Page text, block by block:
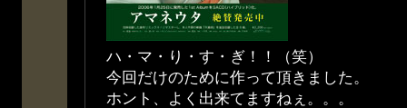
ハ・マ・り・す・ぎ！！（笑）
今回だけのために作って頂きました。
ホント、よく出来てますねぇ。。。